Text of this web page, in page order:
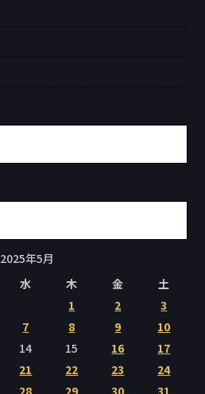
2025年5月
水 木 金
土
1
2
3
7 8 9
10
14 15 16
17
21 22 23
24
28 29 30 31